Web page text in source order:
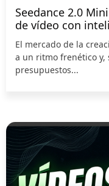
Seedance 2.0
de vídeo con
El mercado de la
a un ritmo frenético y,
presupuestos...